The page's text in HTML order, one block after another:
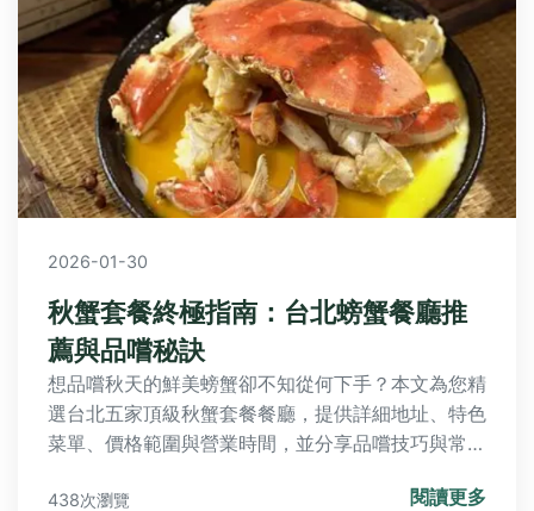
2026-01-30
秋蟹套餐終極指南：台北螃蟹餐廳推
薦與品嚐秘訣
想品嚐秋天的鮮美螃蟹卻不知從何下手？本文為您精
選台北五家頂級秋蟹套餐餐廳，提供詳細地址、特色
菜單、價格範圍與營業時間，並分享品嚐技巧與常見
438次瀏覽 閱讀更多